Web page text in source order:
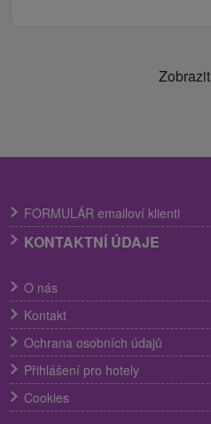
FORMULÁR emailoví klienti
KONTAKTNÍ ÚDAJE
O nás
Kontakt
Ochrana osobních údajů
Přihlášení pro hotely
Cookies